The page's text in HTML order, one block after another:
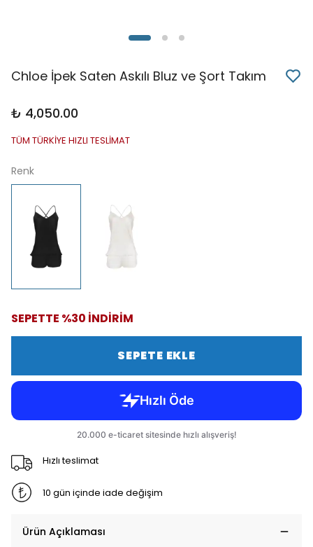
Chloe İpek Saten Askılı Bluz ve Şort Takım
₺ 4,050.00
TÜM TÜRKİYE HIZLI TESLİMAT
Renk
SEPETTE %30 İNDİRİM
SEPETE EKLE
Hızlı teslimat
10 gün içinde iade değişim
Ürün Açıklaması